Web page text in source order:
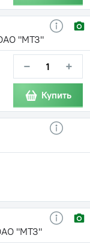
"МТЗ"
− +
Купить
"МТЗ"